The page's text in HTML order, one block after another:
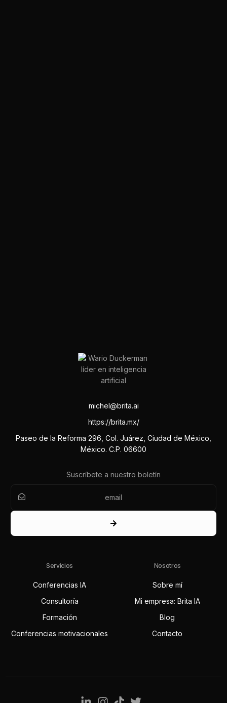
michel@brita.ai
https://brita.mx/
Paseo de la Reforma 296, Col. Juárez, Ciudad de México,
México. C.P. 06600
Suscríbete a nuestro boletín
Servicios
Conferencias IA
Consultoría
Formación
Conferencias motivacionales
Nosotros
Sobre mí
Mi empresa: Brita IA
Blog
Contacto